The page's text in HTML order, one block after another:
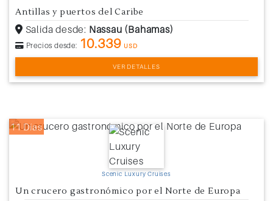
Antillas y puertos del Caribe
Salida desde: Nassau (Bahamas)
Precios desde: 10.339 USD
VER DETALLES
11 Días
Scenic Luxury Cruises
Un crucero gastronómico por el Norte de Europa